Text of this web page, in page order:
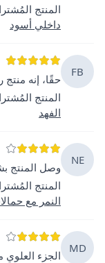
المنتج
داخلي أسود
FB
حقًا، إنه منتج
المنتج
الفهد
NE
وصل المنتج
المنتج
النمر مع
MD
الجزء العلوي